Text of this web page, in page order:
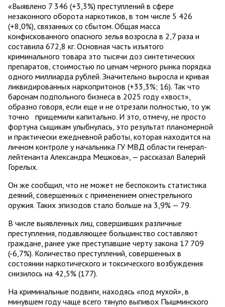
«Выявлено 7 346 (+3,3%) преступлений в сфере
незаконного оборота наркотиков, в том числе 5 426
(+8,0%), связанных со сбытом. Общая масса
конфискованного опасного зелья возросла в 2,7 раза и
составила 672,8 кг. Основная часть изъятого
криминального товара это тысячи доз синтетических
препаратов, стоимостью по ценам черного рынка порядка
одного миллиарда рублей. Значительно выросла и кривая
ликвидированных наркопритонов (+33,3%; 16). Так что
баронам подпольного бизнеса в 2025 году «хвост»,
образно говоря, если еще и не отрезали полностью, то уж
точно прищемили капитально. И это, отмечу, не просто
фортуна сыщикам улыбнулась, это результат планомерной
и практически ежедневной работы, которая находится на
личном контроле у начальника ГУ МВД области генерал-
лейтенанта Александра Мешкова», — рассказал Валерий
Горелых.
Он же сообщил, что не может не беспокоить статистика
деяний, совершенных с применением огнестрельного
оружия. Таких эпизодов стало больше на 3,9% — 79.
В числе выявленных лиц, совершивших различные
преступления, подавляющее большинство составляют
граждане, ранее уже преступавшие черту закона 17 709
(-6,7%). Количество преступлений, совершенных в
состоянии наркотического и токсического возбуждения
снизилось на 42,5% (177).
На криминальные подвиги, находясь «под мухой», в
минувшем году чаще всего тянуло выпивох Пышминского